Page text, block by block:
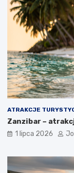
ATRAKCJE
Zanzibar –
1 lipca 2026